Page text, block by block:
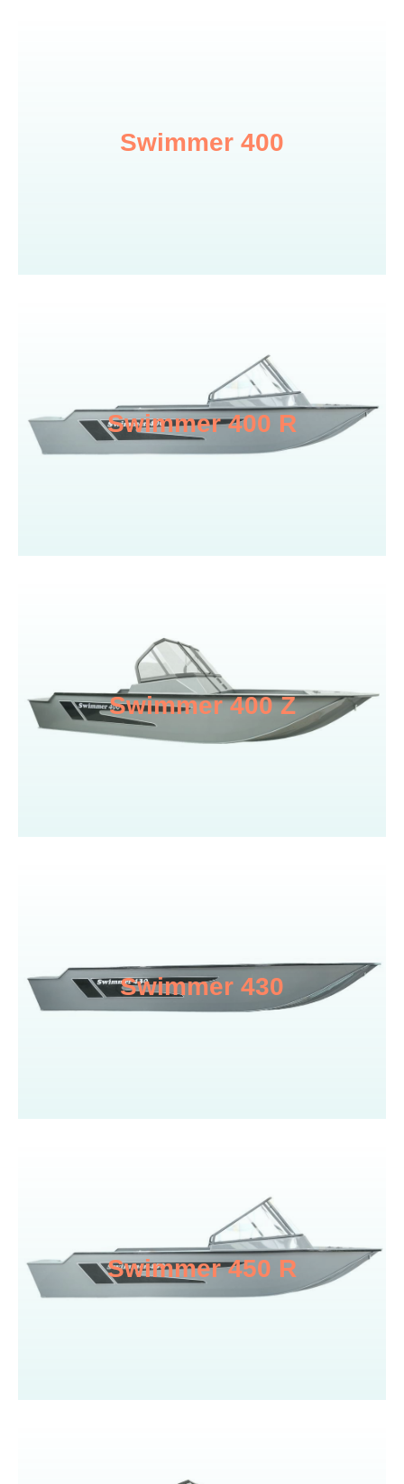
Swimmer 400
Swimmer 400 R
Swimmer 400 Z
Swimmer 430
Swimmer 450 R